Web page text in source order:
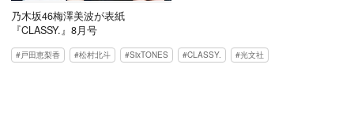
乃木坂46梅澤美波が表紙
『CLASSY.』8月号
戸田恵梨香 松村北斗 SixTONES CLASSY. 光文社